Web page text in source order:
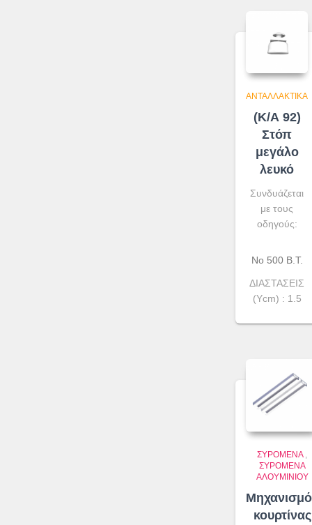
ΑΝΤΑΛΛΑΚΤΙΚΆ
(Κ/Α 92)
Στόπ
μεγάλο
λευκό
Συνδυάζεται
με τους
οδηγούς:
Νο 500 Β.Τ.
ΔΙΑΣΤΑΣΕΙΣ
(Ycm) : 1.5
ΣΥΡΌΜΕΝΑ,
ΣΥΡΌΜΕΝΑ
ΑΛΟΥΜΙΝΊΟΥ
κουρτίνας